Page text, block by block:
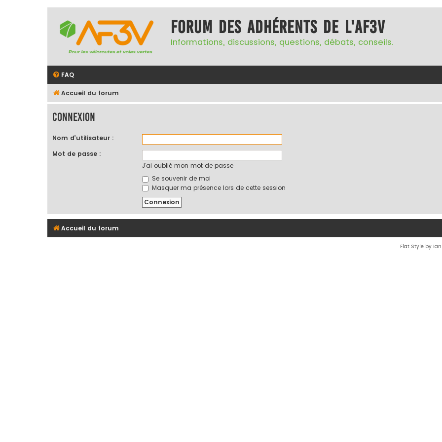
Forum des adhérents de l'AF3V
Informations, discussions, questions, débats, conseils.
FAQ
Accueil du forum
Connexion
Nom d’utilisateur :
Mot de passe :
J’ai oublié mon mot de passe
Se souvenir de moi
Masquer ma présence lors de cette session
Accueil du forum
Flat Style by